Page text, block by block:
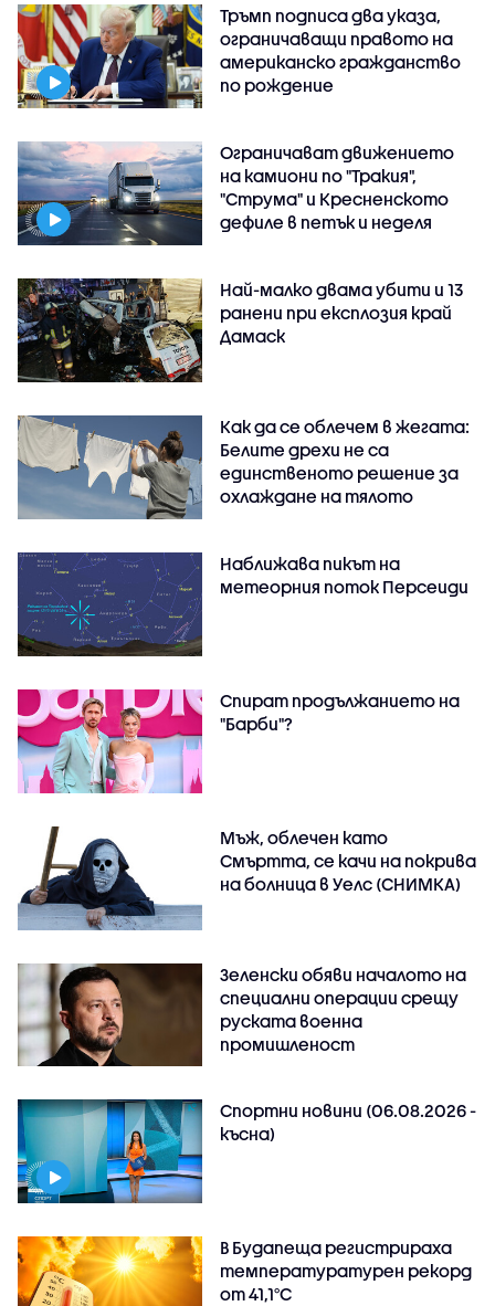
Тръмп подписа два указа,
ограничаващи правото на
американско гражданство
по рождение
Ограничават движението
на камиони по "Тракия",
"Струма" и Кресненското
дефиле в петък и неделя
Най-малко двама убити и 13
ранени при експлозия край
Дамаск
Как да се облечем в жегата:
Белите дрехи не са
единственото решение за
охлаждане на тялото
Наближава пикът на
метеорния поток Персеиди
Спират продължанието на
"Барби"?
Мъж, облечен като
Смъртта, се качи на покрива
на болница в Уелс (СНИМКА)
Зеленски обяви началото на
специални операции срещу
руската военна
промишленост
Спортни новини (06.08.2026 -
късна)
В Будапеща регистрираха
температуратурен рекорд
от 41,1°C